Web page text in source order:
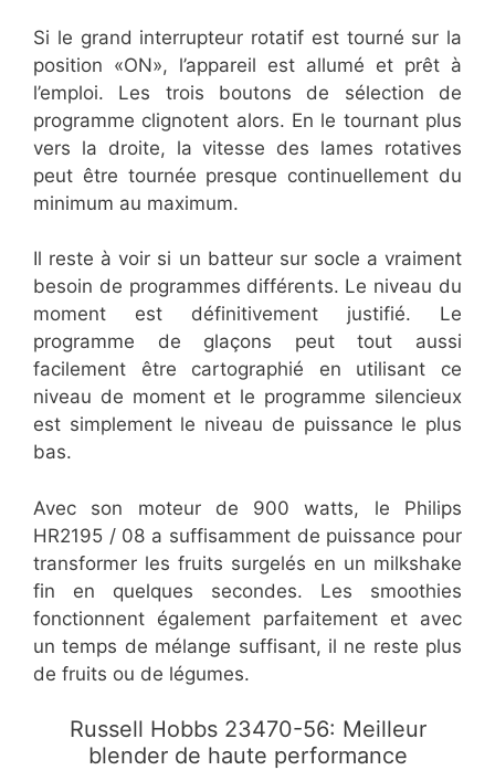
Si le grand interrupteur rotatif est tourné sur la
position «ON», l’appareil est allumé et prêt à
l’emploi. Les trois boutons de sélection de
programme clignotent alors. En le tournant plus
vers la droite, la vitesse des lames rotatives
peut être tournée presque continuellement du
minimum au maximum.
Il reste à voir si un batteur sur socle a vraiment
besoin de programmes différents. Le niveau du
moment est définitivement justifié. Le
programme de glaçons peut tout aussi
facilement être cartographié en utilisant ce
niveau de moment et le programme silencieux
est simplement le niveau de puissance le plus
bas.
Avec son moteur de 900 watts, le Philips
HR2195 / 08 a suffisamment de puissance pour
transformer les fruits surgelés en un milkshake
fin en quelques secondes. Les smoothies
fonctionnent également parfaitement et avec
un temps de mélange suffisant, il ne reste plus
de fruits ou de légumes.
Russell Hobbs 23470-56: Meilleur
blender de haute performance